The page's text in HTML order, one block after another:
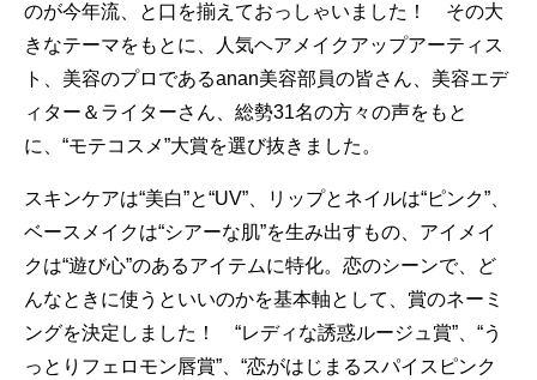
のが今年流、と口を揃えておっしゃいました！ その大
きなテーマをもとに、人気ヘアメイクアップアーティス
ト、美容のプロであるanan美容部員の皆さん、美容エデ
ィター＆ライターさん、総勢31名の方々の声をもと
に、“モテコスメ”大賞を選び抜きました。
スキンケアは“美白”と“UV”、リップとネイルは“ピンク”、
ベースメイクは“シアーな肌”を生み出すもの、アイメイ
クは“遊び心”のあるアイテムに特化。恋のシーンで、ど
んなときに使うといいのかを基本軸として、賞のネーミ
ングを決定しました！ “レディな誘惑ルージュ賞”、“う
っとりフェロモン唇賞”、“恋がはじまるスパイスピンク